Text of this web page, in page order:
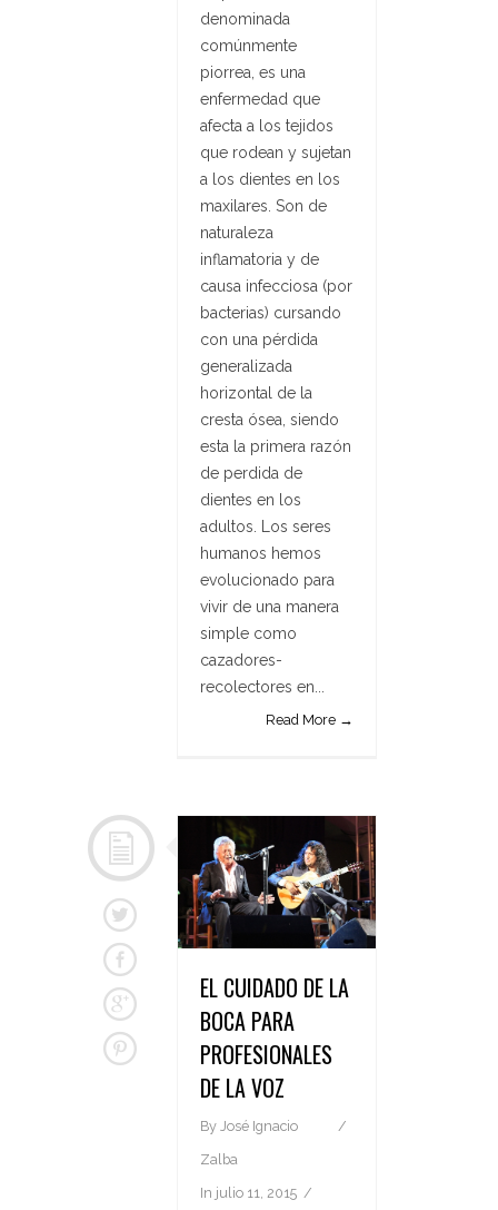
denominada
comúnmente
piorrea, es una
enfermedad que
afecta a los tejidos
que rodean y sujetan
a los dientes en los
maxilares. Son de
naturaleza
inflamatoria y de
causa infecciosa (por
bacterias) cursando
con una pérdida
generalizada
horizontal de la
cresta ósea, siendo
esta la primera razón
de perdida de
dientes en los
adultos. Los seres
humanos hemos
evolucionado para
vivir de una manera
simple como
cazadores-
recolectores en...
Read More →
EL CUIDADO DE LA
BOCA PARA
PROFESIONALES
DE LA VOZ
By José Ignacio
Zalba
In julio 11, 2015